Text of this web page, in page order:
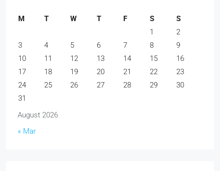
August 2026
M T W T F S
S
1
2
3
4 5 6 7 8
9
10
11 12 13 14 15
16
17
18 19 20 21 22
23
24
25 26 27 28 29
30
31
« Mar